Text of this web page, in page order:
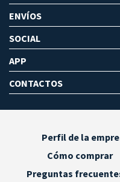
ENVÍOS
SOCIAL
APP
CONTACTOS
Perfil de la
Cómo comprar
Preguntas